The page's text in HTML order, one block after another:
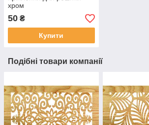
хром
50 ₴
Купити
Подібні товари компанії